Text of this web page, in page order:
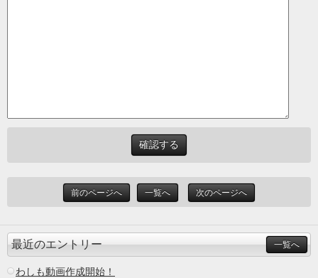
前のページへ 一覧へ 次のページへ
最近のエントリー 一覧へ
わしも動画作成開始！